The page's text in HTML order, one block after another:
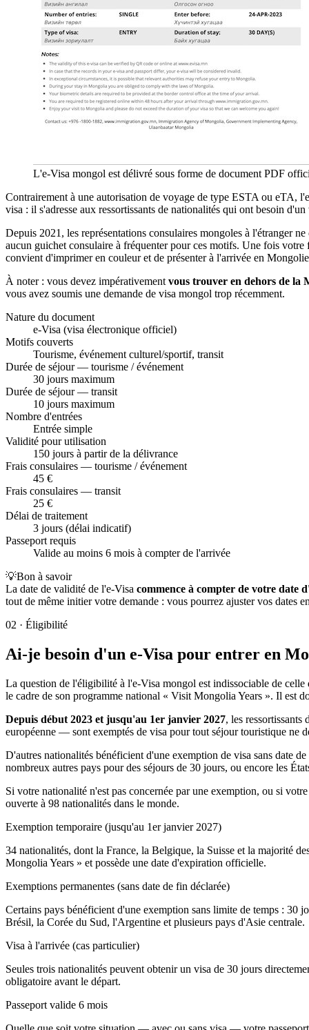
L'e-Visa mongol est délivré sous forme de document PDF
Contrairement à une autorisation de voyage de type ESTA ou eTA,
visa : il s'adresse aux ressortissants de nationalités qui ont besoin
Depuis 2021, les représentations consulaires mongoles à l'étranger
aucun guichet consulaire à fréquenter pour ces motifs. Une fois
convient d'imprimer en couleur et de présenter à l'arrivée en
À noter : vous devez impérativement vous trouver en dehors de la
vous avez soumis une demande de visa mongol trop récemment.
Nature du document
e-Visa (visa électronique officiel)
Motifs couverts
Tourisme, événement culturel/sportif, transit
Durée de séjour — tourisme / événement
30 jours maximum
Durée de séjour — transit
10 jours maximum
Nombre d'entrées
Entrée simple
Validité pour utilisation
150 jours à partir de la délivrance
Frais consulaires — tourisme / événement
45 €
Frais consulaires — transit
25 €
Délai de traitement
3 jours (délai indicatif)
Passeport requis
Valide au moins 6 mois à compter de l'arrivée
💡Bon à savoir
La date de validité de l'e-Visa commence à compter de votre date
tout de même initier votre demande : vous pourrez ajuster vos dates
02 · Éligibilité
Ai-je besoin d'un e-Visa pour entrer en
La question de l'éligibilité à l'e-Visa mongol est indissociable de
le cadre de son programme national « Visit Mongolia Years ». Il est
Depuis début 2023 et jusqu'au 1er janvier 2027, les
européenne — sont exemptés de visa pour tout séjour touristique ne
D'autres nationalités bénéficient d'une exemption de visa sans date
nombreux autres pays pour des séjours de 30 jours, ou encore les
Si votre nationalité n'est pas concernée par une exemption, ou si
ouverte à 98 nationalités dans le monde.
Exemption temporaire (jusqu'au 1er janvier 2027)
34 nationalités, dont la France, la Belgique, la Suisse et la majorité
Mongolia Years » et possède une date d'expiration officielle.
Exemptions permanentes (sans date de fin déclarée)
Certains pays bénéficient d'une exemption sans limite de temps :
Brésil, la Corée du Sud, l'Argentine et plusieurs pays d'Asie centrale.
Visa à l'arrivée (cas particulier)
Seules trois nationalités peuvent obtenir un visa de 30 jours
obligatoire avant le départ.
Passeport valide 6 mois